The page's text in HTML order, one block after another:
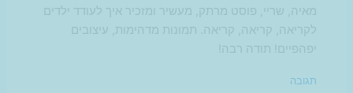
מאיה, שריי, פוסט מרתק, מעשיר ומזכיר איך לעודד ילדים
לקריאה, קריאה, קריאה. תמונות מדהימות, עיצובים
יפהפיים! תודה רבה!
תגובה